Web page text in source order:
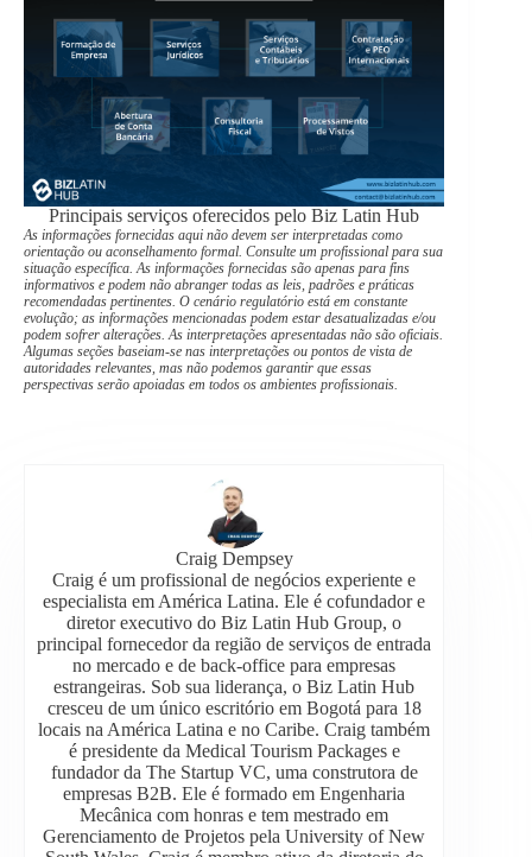
Principais serviços oferecidos pelo Biz Latin Hub
As informações fornecidas aqui não devem ser interpretadas como
orientação ou aconselhamento formal. Consulte um profissional para sua
situação específica. As informações fornecidas são apenas para fins
informativos e podem não abranger todas as leis, padrões e práticas
recomendadas pertinentes. O cenário regulatório está em constante
evolução; as informações mencionadas podem estar desatualizadas e/ou
podem sofrer alterações. As interpretações apresentadas não são oficiais.
Algumas seções baseiam-se nas interpretações ou pontos de vista de
autoridades relevantes, mas não podemos garantir que essas
perspectivas serão apoiadas em todos os ambientes profissionais.
Craig Dempsey
Craig é um profissional de negócios experiente e
especialista em América Latina. Ele é cofundador e
diretor executivo do Biz Latin Hub Group, o
principal fornecedor da região de serviços de entrada
no mercado e de back-office para empresas
estrangeiras. Sob sua liderança, o Biz Latin Hub
cresceu de um único escritório em Bogotá para 18
locais na América Latina e no Caribe. Craig também
é presidente da Medical Tourism Packages e
fundador da The Startup VC, uma construtora de
empresas B2B. Ele é formado em Engenharia
Mecânica com honras e tem mestrado em
Gerenciamento de Projetos pela University of New